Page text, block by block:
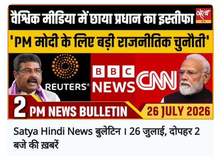
Satya Hindi News बुलेटिन । 26 जुलाई, दोपहर 2
बजे की ख़बरें